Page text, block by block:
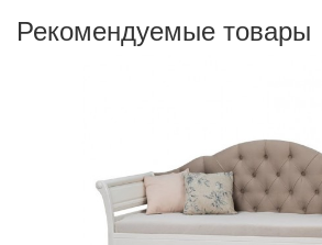
Рекомендуемые товары